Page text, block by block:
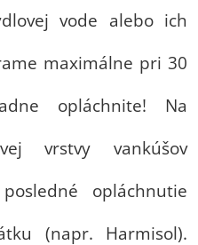
vode alebo ich
maximálne pri 30
opláchnite! Na
vrstvy vankúšov
opláchnutie
(napr. Harmisol).